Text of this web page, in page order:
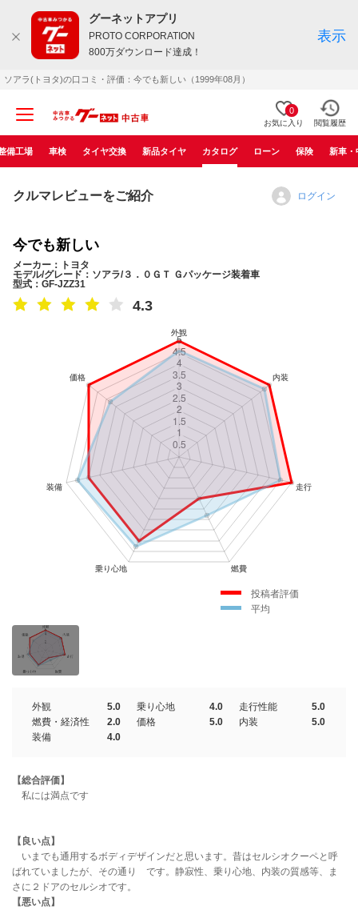
グーネットアプリ
PROTO CORPORATION
800万ダウンロード達成！
表示
ソアラ(トヨタ)の口コミ・評価：今でも新しい（1999年08月）
0
お気に入り 閲覧履歴
備工場 車検 タイヤ交換 新品タイヤ カタログ ローン 保険 新車・
クルマレビューをご紹介 ログイン
今でも新しい
メーカー：トヨタ
モデル/グレード：ソアラ/３．０ＧＴ Ｇパッケージ装着車
型式：GF-JZZ31
4.3
投稿者評価
平均
外観 5.0 乗り心地 4.0 走行性能
5.0
燃費・経済性
2.0 価格 5.0 内装
5.0
装備
4.0
【総合評価】
私には満点です
【良い点】
いまでも通用するボディデザインだと思います。昔はセルシオクーペと呼
ばれていましたが、その通り です。静寂性、乗り心地、内装の質感等、ま
さに２ドアのセルシオです。
【悪い点】